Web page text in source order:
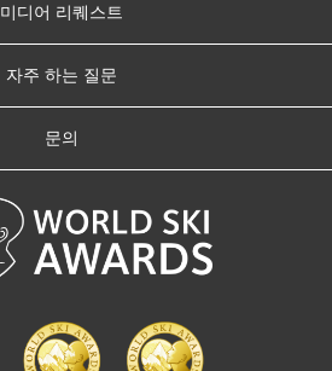
미디어 리퀘스트
자주 하는 질문
문의